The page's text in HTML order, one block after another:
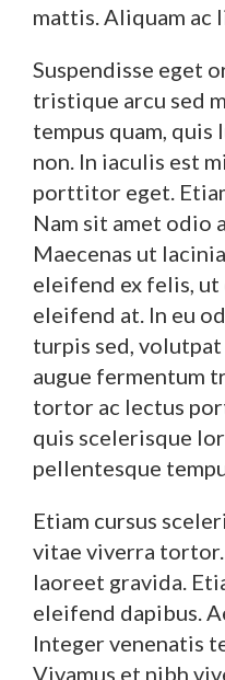
mattis. Aliquam ac
Suspendisse eget
tristique arcu sed
tempus quam,
non. In iaculis est
porttitor eget.
Nam sit amet odio
Maecenas ut
eleifend ex felis, ut
eleifend at. In eu
turpis sed,
augue fermentum
tortor ac lectus
quis scelerisque
pellentesque
Etiam cursus
vitae viverra
laoreet gravida.
eleifend dapibus.
Integer venenatis
Vivamus et nibh